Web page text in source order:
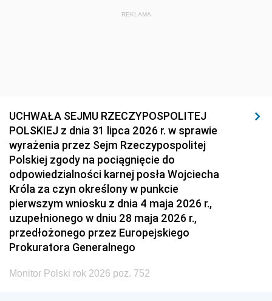
REKLAMA
UCHWAŁA SEJMU RZECZYPOSPOLITEJ
POLSKIEJ z dnia 31 lipca 2026 r. w sprawie
wyrażenia przez Sejm Rzeczypospolitej
Polskiej zgody na pociągnięcie do
odpowiedzialności karnej posła Wojciecha
Króla za czyn określony w punkcie
pierwszym wniosku z dnia 4 maja 2026 r.,
uzupełnionego w dniu 28 maja 2026 r.,
przedłożonego przez Europejskiego
Prokuratora Generalnego
Monitor Polski rok 2026 poz. 752